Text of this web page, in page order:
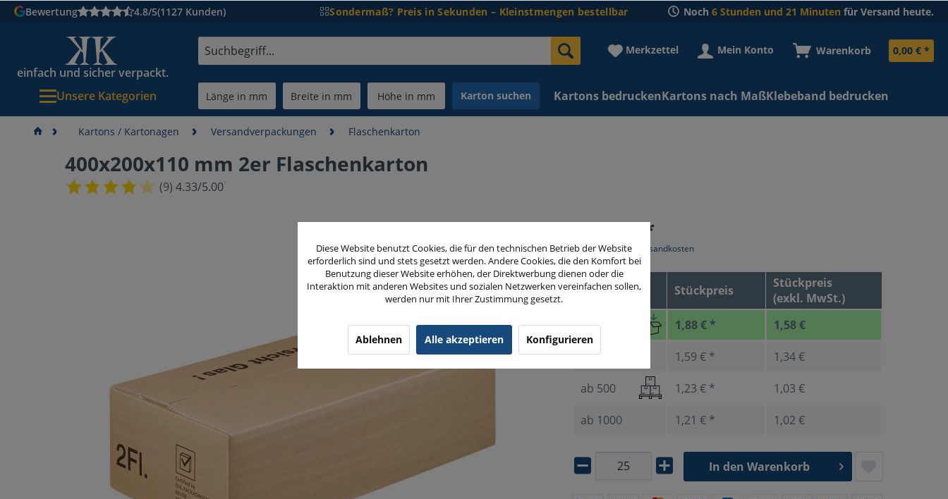
Bewertung 4.8/5(1127 Kunden) Sondermaß? Preis in Sekunden – Kleinstmengen bestellbar Noch 6 Stunden und 21 Minuten für Versand heute.
einfach und sicher verpackt.
Merkzettel Mein Konto Warenkorb 0,00 € *
Unsere Kategorien Karton suchen Kartons bedruckenKartons nach MaßKlebeband bedrucken
Kartons / Kartonagen Versandverpackungen Flaschenkarton
400x200x110 mm 2er Flaschenkarton
(9) 4.33/5.00¹
47,00 € *
Menge Stückpreis
Stückpreis
(exkl. MwSt.)
ab25 1,88 € * 1,58 €
ab50 1,59 € * 1,34 €
ab 500 1,23 € * 1,03 €
ab 1000 1,21 € * 1,02 €
inkl. MwSt.zzgl. Versandkosten
In den Warenkorb
Diese Website benutzt Cookies, die für den technischen Betrieb der Website
erforderlich sind und stets gesetzt werden. Andere Cookies, die den Komfort bei
Benutzung dieser Website erhöhen, der Direktwerbung dienen oder die
Interaktion mit anderen Websites und sozialen Netzwerken vereinfachen sollen,
werden nur mit Ihrer Zustimmung gesetzt.
Ablehnen Alle akzeptieren Konfigurieren